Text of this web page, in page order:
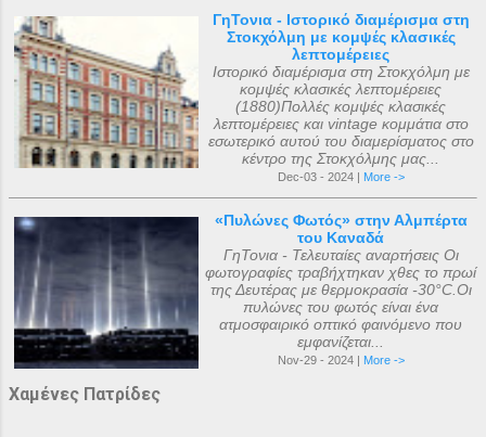
ΓηΤονια - Ιστορικό διαμέρισμα στη
Στοκχόλμη με κομψές κλασικές
λεπτομέρειες
Ιστορικό διαμέρισμα στη Στοκχόλμη με
κομψές κλασικές λεπτομέρειες
(1880)Πολλές κομψές κλασικές
λεπτομέρειες και vintage κομμάτια στο
εσωτερικό αυτού του διαμερίσματος στο
κέντρο της Στοκχόλμης μας...
Dec-03 - 2024 | More ->
«Πυλώνες Φωτός» στην Αλμπέρτα
του Καναδά
ΓηΤονια - Τελευταίες αναρτήσεις Οι
φωτογραφίες τραβήχτηκαν χθες το πρωί
της Δευτέρας με θερμοκρασία -30°C.Οι
πυλώνες του φωτός είναι ένα
ατμοσφαιρικό οπτικό φαινόμενο που
εμφανίζεται...
Nov-29 - 2024 | More ->
Χαμένες Πατρίδες